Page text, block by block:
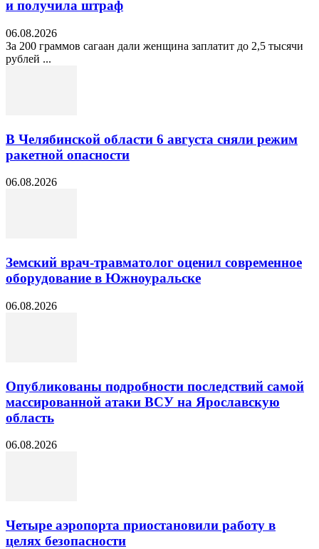
и получила штраф
06.08.2026
За 200 граммов сагаан дали женщина заплатит до 2,5 тысячи
рублей ...
В Челябинской области 6 августа сняли режим
ракетной опасности
06.08.2026
Земский врач-травматолог оценил современное
оборудование в Южноуральске
06.08.2026
Опубликованы подробности последствий самой
массированной атаки ВСУ на Ярославскую
область
06.08.2026
Четыре аэропорта приостановили работу в
целях безопасности